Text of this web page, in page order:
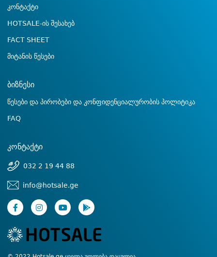
კონტაქტი
HOTSALE-ის შესახებ
FACT SHEET
მიტანის წესები
ბიზნესი
წესები და პირობები და კონფიდენციალურობის პოლიტიკა
FAQ
კონტაქტი
032 2 19 44 88
info@hotsale.ge